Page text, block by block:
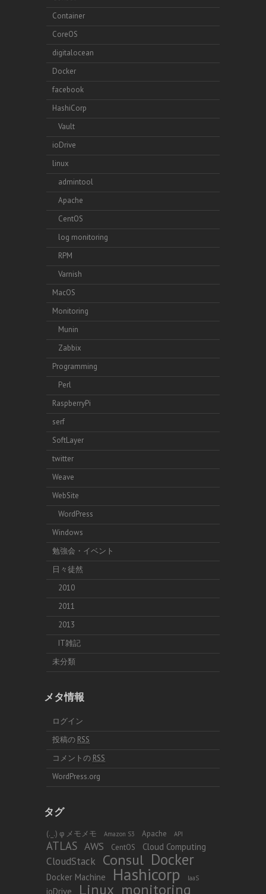
Container
CoreOS
digitalocean
Docker
facebook
HashiCorp
Vault
ioDrive
linux
admintool
Apache
CentOS
log monitoring
RPM
Varnish
MacOS
Monitoring
Munin
Zabbix
Programming
Perl
RaspberryPi
serf
SoftLayer
twitter
Weave
WebSite
WordPress
Windows
勉強会・イベント
日々徒然
2010
2011
2013
IT雑記
未分類
メタ情報
ログイン
投稿の RSS
コメントの RSS
WordPress.org
タグ
(._.) φ メモメモ Amazon S3 Apache API
ATLAS AWS CentOS Cloud Computing
CloudStack Consul Docker
Docker Machine Hashicorp IaaS
ioDrive Linux monitoring